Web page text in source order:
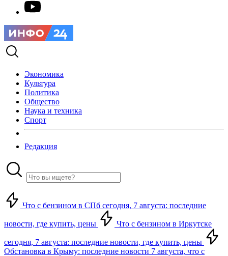
Экономика
Культура
Политика
Общество
Наука и техника
Спорт
Редакция
Что с бензином в СПб сегодня, 7 августа: последние
новости, где купить, цены Что с бензином в Иркутске
сегодня, 7 августа: последние новости, где купить, цены
Обстановка в Крыму: последние новости 7 августа, что с